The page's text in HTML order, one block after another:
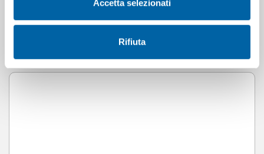
Accetta selezionati
Rifiuta
Inserisci la tua richiesta - verrai ricontattato il prima
possibile *